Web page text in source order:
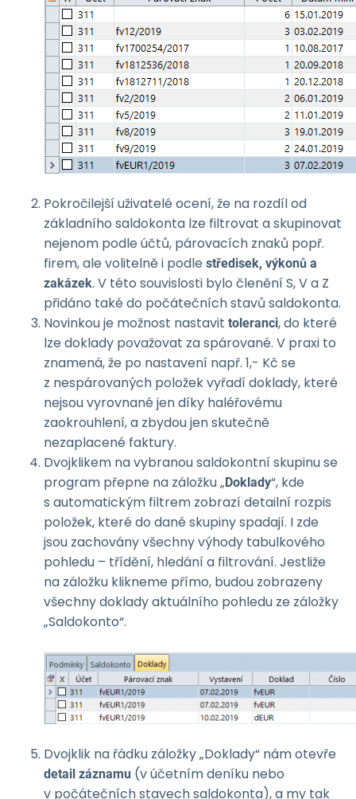
Pokročilejší uživatelé ocení, že na rozdíl od
základního saldokonta lze filtrovat a skupinovat
nejenom podle účtů, párovacích znaků popř.
firem, ale volitelně i podle středisek, výkonů a
zakázek. V této souvislosti bylo členění S, V a Z
přidáno také do počátečních stavů saldokonta.
Novinkou je možnost nastavit toleranci, do které
lze doklady považovat za spárované. V praxi to
znamená, že po nastavení např. 1,- Kč se
z nespárovaných položek vyřadí doklady, které
nejsou vyrovnané jen díky haléřovému
zaokrouhlení, a zbydou jen skutečně
nezaplacené faktury.
Dvojklikem na vybranou saldokontní skupinu se
program přepne na záložku „Doklady“, kde
s automatickým filtrem zobrazí detailní rozpis
položek, které do dané skupiny spadají. I zde
jsou zachovány všechny výhody tabulkového
pohledu – třídění, hledání a filtrování. Jestliže
na záložku klikneme přímo, budou zobrazeny
všechny doklady aktuálního pohledu ze záložky
„Saldokonto“.
Dvojklik na řádku záložky „Doklady“ nám otevře
detail záznamu (v účetním deníku nebo
v počátečních stavech saldokonta), a my tak